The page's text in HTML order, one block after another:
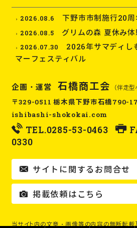
2026.08.6 下野市市制施行20
2026.08.5 グリムの森 夏休み体
2026.07.30
2026年サマディし
マーフェスティバル
企画・運営 石橋商工会 （伴走
〒329-0511 栃木県下野市石橋790-17
ishibashi-shokokai.com
TEL.0285-53-0463
0330
サイトに関するお問合せ
掲載依頼はこちら
当サイト内の文章・画像等の内容の無断転